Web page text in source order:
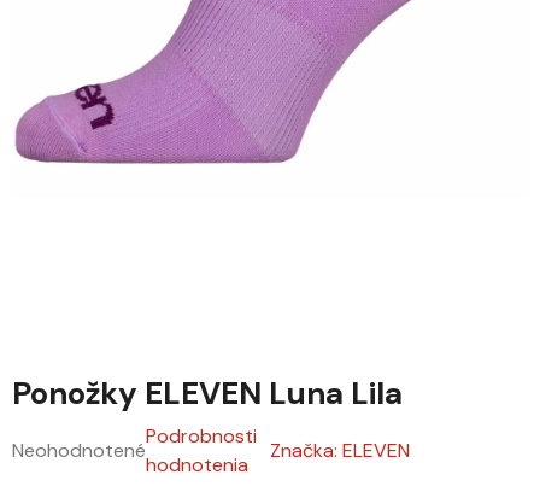
Ponožky ELEVEN Luna Lila
Priemerné hodnotenie produktu je 0,0 z 5 hviezdičiek.
Neohodnotené
Podrobnosti
hodnotenia
Značka: ELEVEN